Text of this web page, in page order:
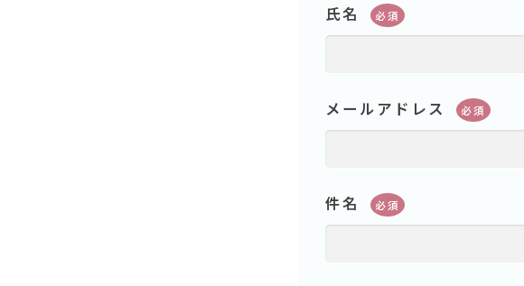
氏名 必須
メールアドレス 必須
件名 必須